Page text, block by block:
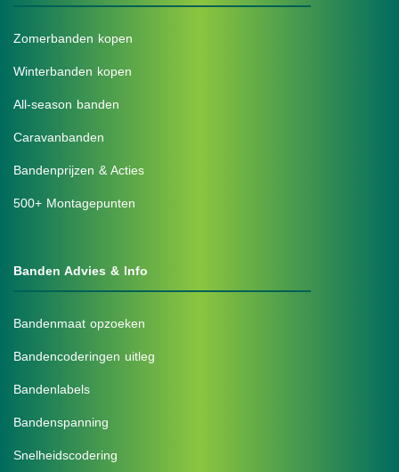
Zomerbanden kopen
Winterbanden kopen
All-season banden
Caravanbanden
Bandenprijzen & Acties
500+ Montagepunten
Banden Advies & Info
Bandenmaat opzoeken
Bandencoderingen uitleg
Bandenlabels
Bandenspanning
Snelheidscodering